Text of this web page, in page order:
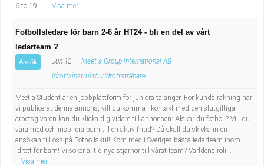
6 to 19....
Visa mer
Fotbollsledare för barn 2-6 år HT24 - bli en del av vårt
ledarteam ?
Ansök Jun 12
Meet a Group international AB
Idrottsinstruktör/Idrottstränare
Meet a Student är en jobbplattform för juniora talanger. För kunds räkning har
vi publicerat denna annons, vill du komma i kontakt med den slutgiltiga
arbetsgivaren kan du klicka dig vidare till annonsen: Älskar du fotboll? Vill du
vara med och inspirera barn till en aktiv fritid? Då skall du skicka in en
ansökan till oss på Fotbollskul! Kom med i Sveriges bästa ledarteam inom
idrott för barn! Vi söker alltid nya stjärnor till vårat team? Världens roli...
Visa mer